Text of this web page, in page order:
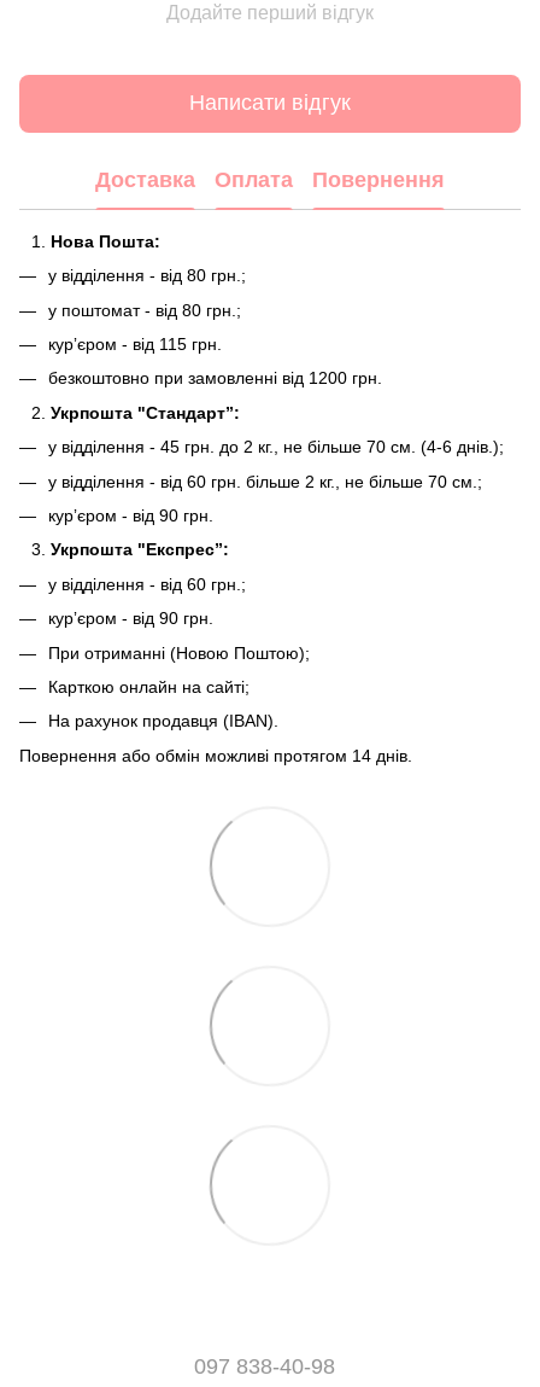
Додайте перший відгук
Написати відгук
Доставка Оплата Повернення
Нова Пошта:
у відділення - від 80 грн.;
у поштомат - від 80 грн.;
курʼєром - від 115 грн.
безкоштовно при замовленні від 1200 грн.
Укрпошта "Стандарт”:
у відділення - 45 грн. до 2 кг., не більше 70 см. (4-6 днів.);
у відділення - від 60 грн. більше 2 кг., не більше 70 см.;
курʼєром - від 90 грн.
Укрпошта "Експрес”:
у відділення - від 60 грн.;
курʼєром - від 90 грн.
При отриманні (Новою Поштою);
Карткою онлайн на сайті;
На рахунок продавця (IBAN).
Повернення або обмін можливі протягом 14 днів.
097 838-40-98